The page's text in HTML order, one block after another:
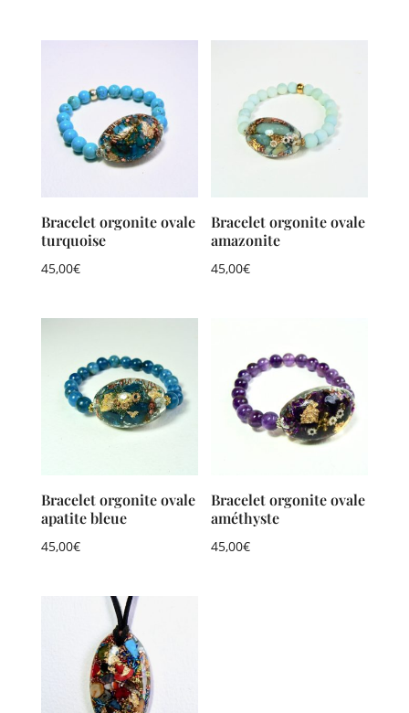
Bracelet orgonite ovale
turquoise
45,00€
Bracelet orgonite ovale
amazonite
45,00€
Bracelet orgonite ovale
apatite bleue
45,00€
Bracelet orgonite ovale
améthyste
45,00€